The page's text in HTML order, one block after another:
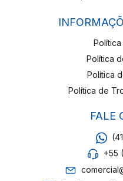
Política
Política
Política de
FALE
+55